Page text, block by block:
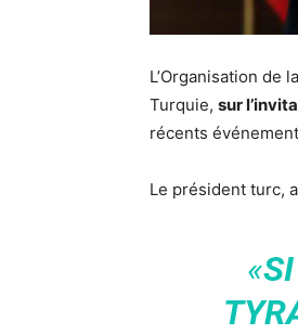
L’Organisation de
Turquie, sur
récents
Le président turc,
«